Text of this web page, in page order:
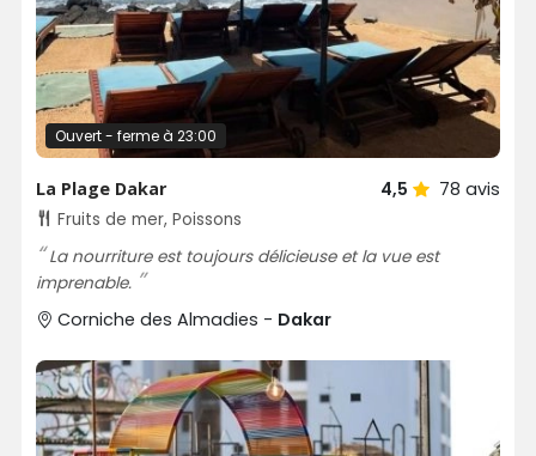
Ouvert - ferme à 23:00
La Plage Dakar 4,5 78 avis
Fruits de mer, Poissons
La nourriture est toujours délicieuse et la vue est
imprenable.
Corniche des Almadies - Dakar